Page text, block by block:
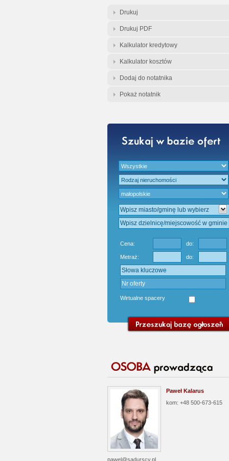
Gratis -
Drukuj
Drukuj PDF
Kalkulator kredytowy
Kalkulator kosztów
Dodaj do notatnika
Pokaż notatnik
Cena: do:
Metraż: do:
Wirtualne spacery
Paweł Kalarus
kom: +48 500-673-615
pawel@sadurscy.pl